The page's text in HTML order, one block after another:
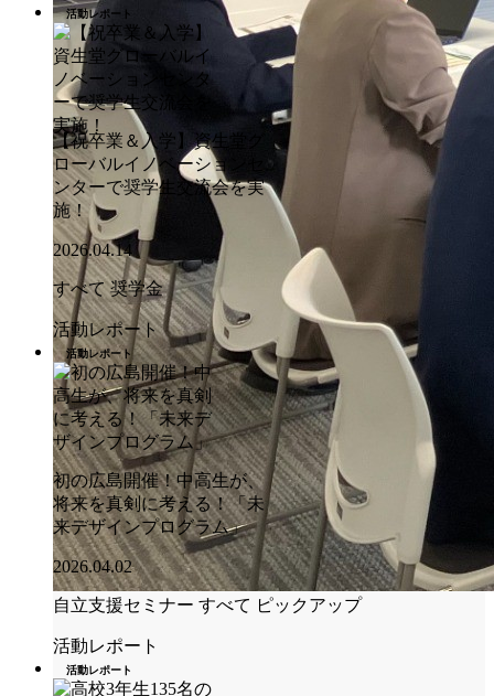
活動レポート
【祝卒業＆入学】資生堂グ
ローバルイノベーションセ
ンターで奨学生交流会を実
施！
2026.04.14
すべて 奨学金
活動レポート
活動レポート
初の広島開催！中高生が、
将来を真剣に考える！「未
来デザインプログラム」
2026.04.02
自立支援セミナー すべて ピックアップ
活動レポート
活動レポート